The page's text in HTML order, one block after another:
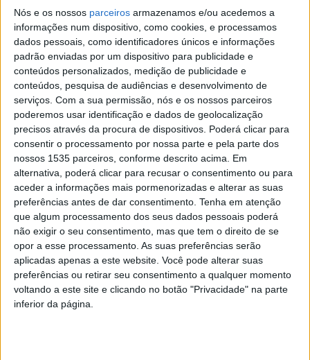
Nós e os nossos parceiros armazenamos e/ou acedemos a
informações num dispositivo, como cookies, e processamos
dados pessoais, como identificadores únicos e informações
padrão enviadas por um dispositivo para publicidade e
conteúdos personalizados, medição de publicidade e
conteúdos, pesquisa de audiências e desenvolvimento de
serviços. Com a sua permissão, nós e os nossos parceiros
poderemos usar identificação e dados de geolocalização
precisos através da procura de dispositivos. Poderá clicar para
consentir o processamento por nossa parte e pela parte dos
nossos 1535 parceiros, conforme descrito acima. Em
alternativa, poderá clicar para recusar o consentimento ou para
aceder a informações mais pormenorizadas e alterar as suas
preferências antes de dar consentimento. Tenha em atenção
que algum processamento dos seus dados pessoais poderá
não exigir o seu consentimento, mas que tem o direito de se
opor a esse processamento. As suas preferências serão
aplicadas apenas a este website. Você pode alterar suas
preferências ou retirar seu consentimento a qualquer momento
voltando a este site e clicando no botão "Privacidade" na parte
inferior da página.
I Congresso ICAD em Castelo Branco
Rádio Castelo Branco 29 de Maio, 2025
PUBLICIDADE
PUBLICIDADE